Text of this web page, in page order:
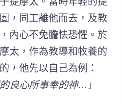
，同工離他而去，及教
內心不免膽怯恐懼。於
太，作為教導和牧養的
，他先以自己為例：
良心所事奉的神… 」